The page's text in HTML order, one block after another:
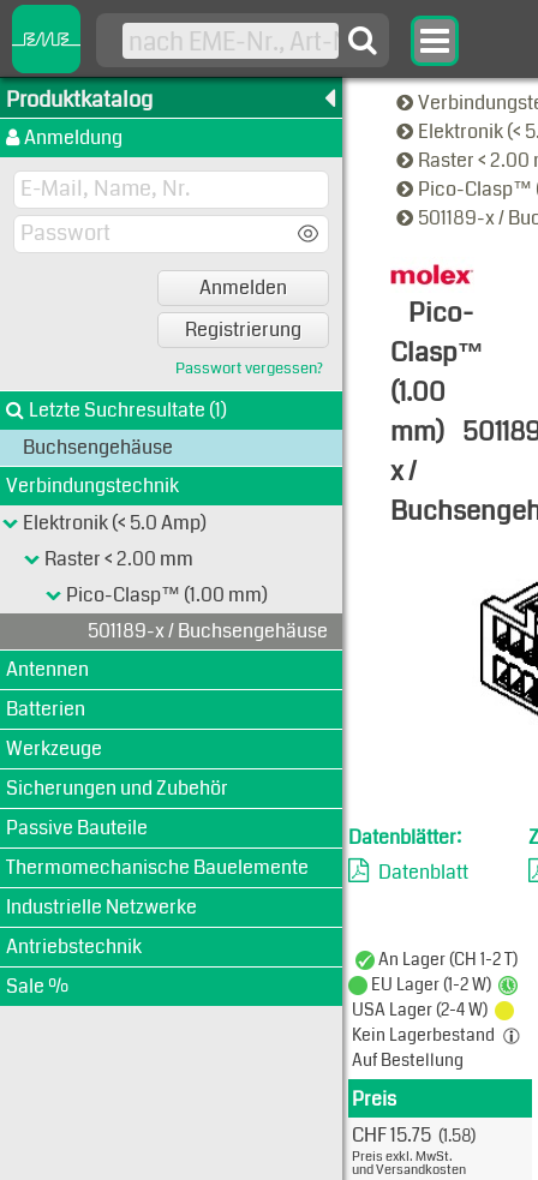
Produktkatalog
Anmeldung
Anmelden
Registrierung
Passwort vergessen?
Letzte Suchresultate (1)
Buchsengehäuse
Verbindungstechnik
Elektronik (< 5.0 Amp)
Raster < 2.00 mm
Pico-Clasp™ (1.00 mm)
501189-x / Buchsengehäuse
Antennen
Batterien
Werkzeuge
Sicherungen und Zubehör
Passive Bauteile
Thermomechanische Bauelemente
Industrielle Netzwerke
Antriebstechnik
Sale %
Elektronik (<
Raster <
Pico-Clasp™
501189-x /
Pico-
Clasp™
(1.00
mm)
x /
Datenblätter:
Datenblatt
An Lager (CH 1-2 T)
EU Lager (1-2 W)
USA Lager (2-4 W)
Kein Lagerbestand
Auf Bestellung
Produkt
Preis
CHF 15.75 (1.58)
Preis exkl. MwSt.
und Versandkosten